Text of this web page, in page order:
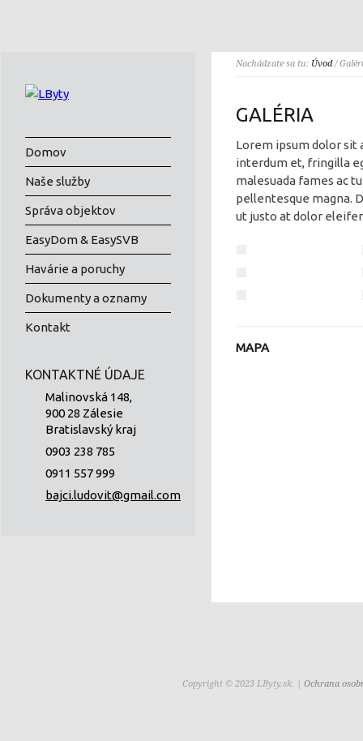
Nachádzate sa tu: Úvod/
GALÉRIA
Lorem ipsum dolor sit
interdum et, fringilla
malesuada fames ac
pellentesque magna.
ut justo at dolor
MAPA
Domov
Naše služby
Správa objektov
EasyDom & EasySVB
Havárie a poruchy
Dokumenty a oznamy
Kontakt
KONTAKTNÉ ÚDAJE
Malinovská 148,
900 28 Zálesie
Bratislavský kraj
0903 238 785
0911 557 999
bajci.ludovit@gmail.com
Copyright © 2023 LByty.sk. | Ochrana